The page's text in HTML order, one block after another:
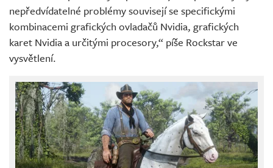
nepředvídatelné problémy souvisejí se specifickými
kombinacemi grafických ovladačů Nvidia, grafických
karet Nvidia a určitými procesory,“ píše Rockstar ve
vysvětlení.